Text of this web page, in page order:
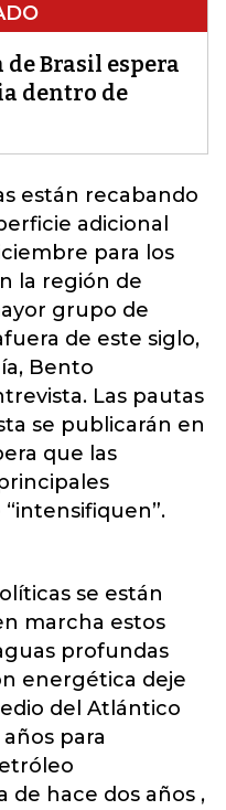
Brasil espera
dentro de
están recabando
adicional
para los
la región de
grupo de
de este siglo,
Bento
Las pautas
se publicarán en
que las
se están
marcha estos
profundas
energética deje
del Atlántico
para
de hace dos años ,